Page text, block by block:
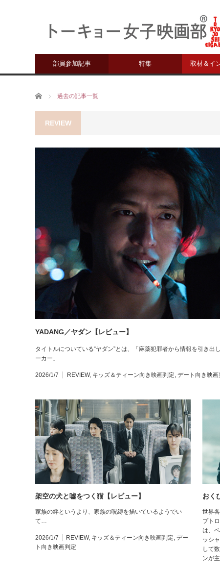
部員参加記事 特集 取材＆イ
ホーム 過去の記事一覧
REVIEW
YADANG／ヤダン【レビュー】
タイトルについている“ヤダン”とは、「麻薬犯罪者から情報を引き
ーカー」…
2026/1/7 REVIEW, キッズ＆ティーン向き映画判定, デート向き映画
架空の犬と嘘をつく猫【レビュー】
家族の絆というより、家族の呪縛を描いているようでい
て…
2026/1/7 REVIEW, キッズ＆ティーン向き映画判定, デー
ト向き映画判定
おく
世界
プト
は、
ッシ
して
ンが